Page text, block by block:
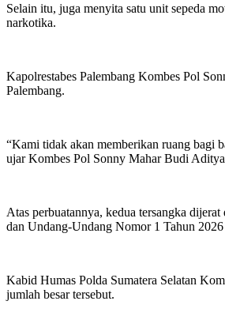
Selain itu, juga menyita satu unit sepeda
narkotika.
Kapolrestabes Palembang Kombes Pol
Palembang.
“Kami tidak akan memberikan ruang bagi
ujar Kombes Pol Sonny Mahar Budi
Atas perbuatannya, kedua tersangka
dan Undang-Undang Nomor 1 Tahun 2026
Kabid Humas Polda Sumatera Selatan
jumlah besar tersebut.